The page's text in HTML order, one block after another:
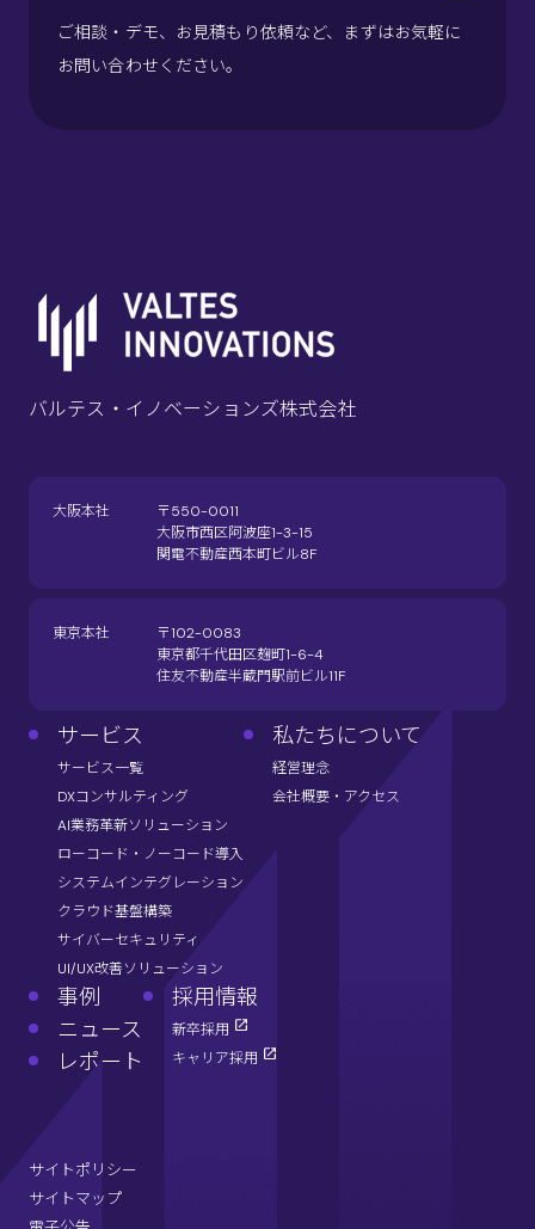
ご相談・デモ、お見積もり依頼など、まずはお気軽に
お問い合わせください。
バルテス・イノベーションズ株式会社
大阪本社
〒550-0011
大阪市西区阿波座1-3-15
関電不動産西本町ビル8F
東京本社
〒102-0083
東京都千代田区麹町1-6-4
住友不動産半蔵門駅前ビル11F
サービス
サービス一覧
DXコンサルティング
AI業務革新ソリューション
ローコード・ノーコード導入
システムインテグレーション
クラウド基盤構築
サイバーセキュリティ
UI/UX改善ソリューション
私たちについて
経営理念
会社概要・アクセス
事例
ニュース
レポート
採用情報
新卒採用
キャリア採用
サイトポリシー
サイトマップ